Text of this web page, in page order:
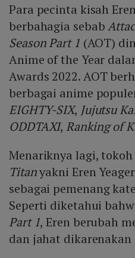
Para pecinta kisah
berbahagia sebab
Season Part 1 (AOT)
Anime of the Year
Awards 2022. AOT
berbagai anime
EIGHTY-SIX, Jujutsu
ODDTAXI, Ranking of
Menariknya lagi,
Titanyakni Eren
sebagai pemenang
Seperti diketahui
Part 1, Eren berubah
dan jahat dikarenakan